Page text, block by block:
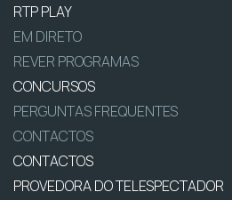
RTP PLAY
EM DIRETO
REVER PROGRAMAS
CONCURSOS
PERGUNTAS FREQUENTES
CONTACTOS
CONTACTOS
PROVEDORA DO TELESPECTADOR